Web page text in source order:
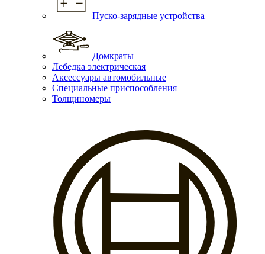
Пуско-зарядные устройства
Домкраты
Лебедка электрическая
Аксессуары автомобильные
Специальные приспособления
Толщиномеры